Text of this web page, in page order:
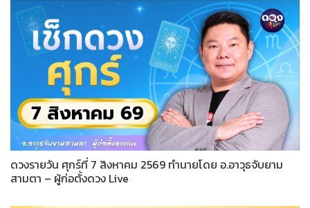
ดวงรายวัน ศุกร์ที่ 7 สิงหาคม 2569 ทำนายโดย อ.อาวุธจับยาม
สามตา – ผู้ก่อตั้งดวง Live